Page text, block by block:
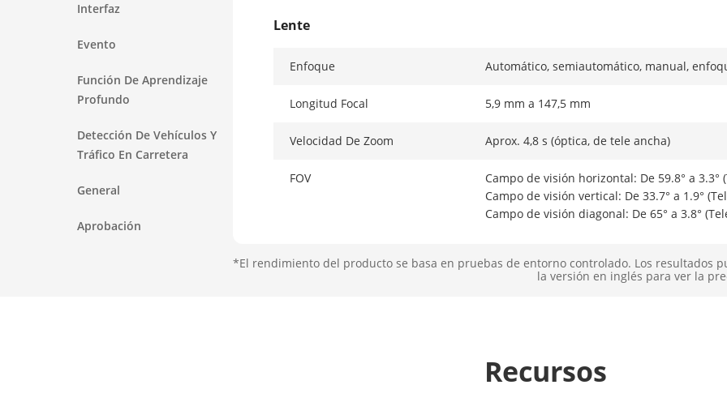
Interfaz
Evento
Función De Aprendizaje
Profundo
Detección De Vehículos Y
Tráfico En Carretera
General
Aprobación
Lente
Enfoque Automático, semiautomático, manual,
Longitud Focal 5,9 mm a 147,5 mm
Velocidad De Zoom Aprox. 4,8 s (óptica, de tele ancha)
FOV
Campo de visión horizontal: De 59.8° a
Campo de visión vertical: De 33.7° a 1.9°
Campo de visión diagonal: De 65° a 3.8°
Apertura Máxima F1.5
Hasta 400 m
*El rendimiento del producto se basa en pruebas de entorno controlado. Los resultados
la versión en inglés para ver la
Recursos